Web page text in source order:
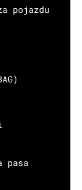
pojazdu
pasa